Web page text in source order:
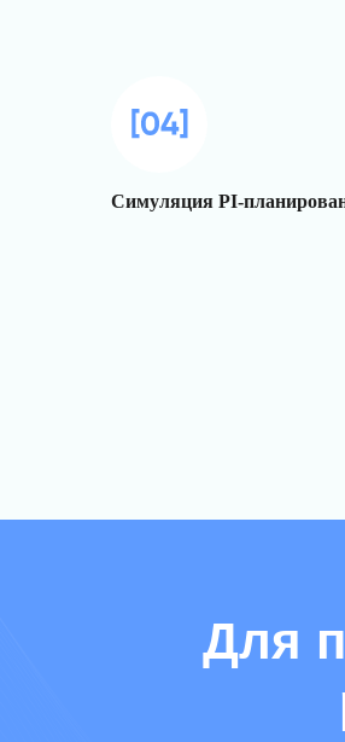
Симуляция PI-
Для